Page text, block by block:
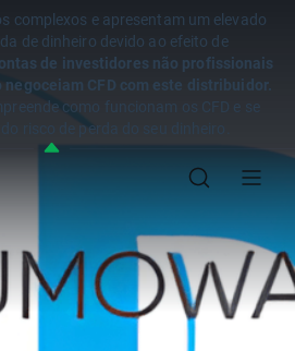
complexos e apresentam um elevado
de dinheiro devido ao efeito de
de investidores não profissionais
CFD com este distribuidor.
como funcionam os CFD e se
risco de perda do seu dinheiro.